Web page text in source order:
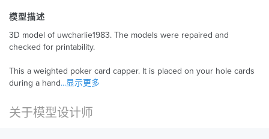
模型描述
3D model of uwcharlie1983. The models were repaired and
checked for printability.
This a weighted poker card capper. It is placed on your hole cards
during a hand...显示更多
关于模型设计师